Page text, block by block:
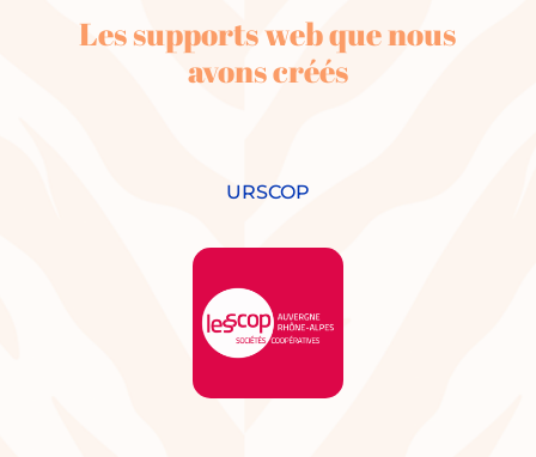
Les supports web que nous
avons créés
URSCOP